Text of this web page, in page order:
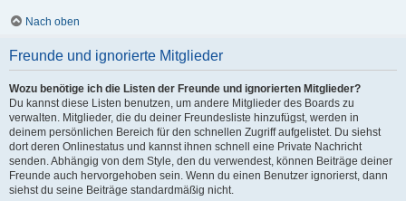
Nach oben
Freunde und ignorierte Mitglieder
Wozu benötige ich die Listen der Freunde und ignorierten Mitglieder?
Du kannst diese Listen benutzen, um andere Mitglieder des Boards zu
verwalten. Mitglieder, die du deiner Freundesliste hinzufügst, werden in
deinem persönlichen Bereich für den schnellen Zugriff aufgelistet. Du siehst
dort deren Onlinestatus und kannst ihnen schnell eine Private Nachricht
senden. Abhängig von dem Style, den du verwendest, können Beiträge deiner
Freunde auch hervorgehoben sein. Wenn du einen Benutzer ignorierst, dann
siehst du seine Beiträge standardmäßig nicht.